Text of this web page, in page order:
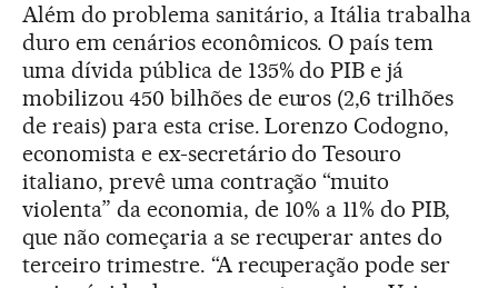
Além do problema sanitário, a Itália trabalha
duro em cenários econômicos. O país tem
uma dívida pública de 135% do PIB e já
mobilizou 450 bilhões de euros (2,6 trilhões
de reais) para esta crise. Lorenzo Codogno,
economista e ex-secretário do Tesouro
italiano, prevê uma contração “muito
violenta” da economia, de 10% a 11% do PIB,
que não começaria a se recuperar antes do
terceiro trimestre. “A recuperação pode ser